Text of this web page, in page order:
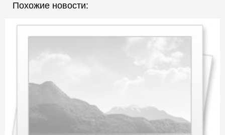
Похожие новости: